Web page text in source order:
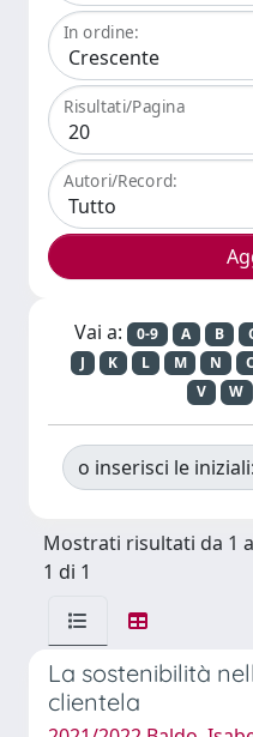
In ordine:
Risultati/Pagina
Autori/Record:
Vai a: 0-9 A B
J
K L M N
V
W
o inserisci le iniziali:
Mostrati risultati da 1 a
1 di 1
La sostenibilità
clientela